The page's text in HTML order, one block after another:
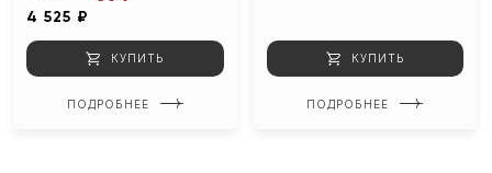
4 525 ₽
КУПИТЬ
ПОДРОБНЕЕ
КУПИТЬ
ПОДРОБНЕЕ